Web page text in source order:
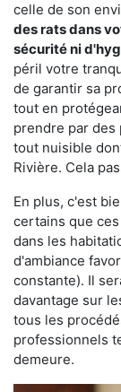
celle de son
des rats dans
sécurité ni
péril votre
de garantir sa
tout en
prendre par des
tout nuisible
Rivière. Cela
En plus, c'est
certains que
dans les
d'ambiance
constante). Il
davantage sur
tous les
professionnels
demeure.